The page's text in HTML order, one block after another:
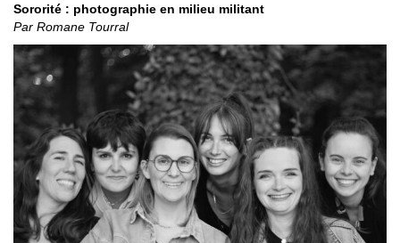
Sororité : photographie en milieu militant
Par Romane Tourral